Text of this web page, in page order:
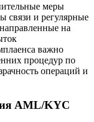
меры
связи и регулярные
на
важно
процедур по
операций и
AML/KYC